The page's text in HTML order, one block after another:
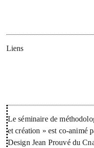
Liens
Le séminaire de
et création » est co-animé
Design Jean Prouvé du